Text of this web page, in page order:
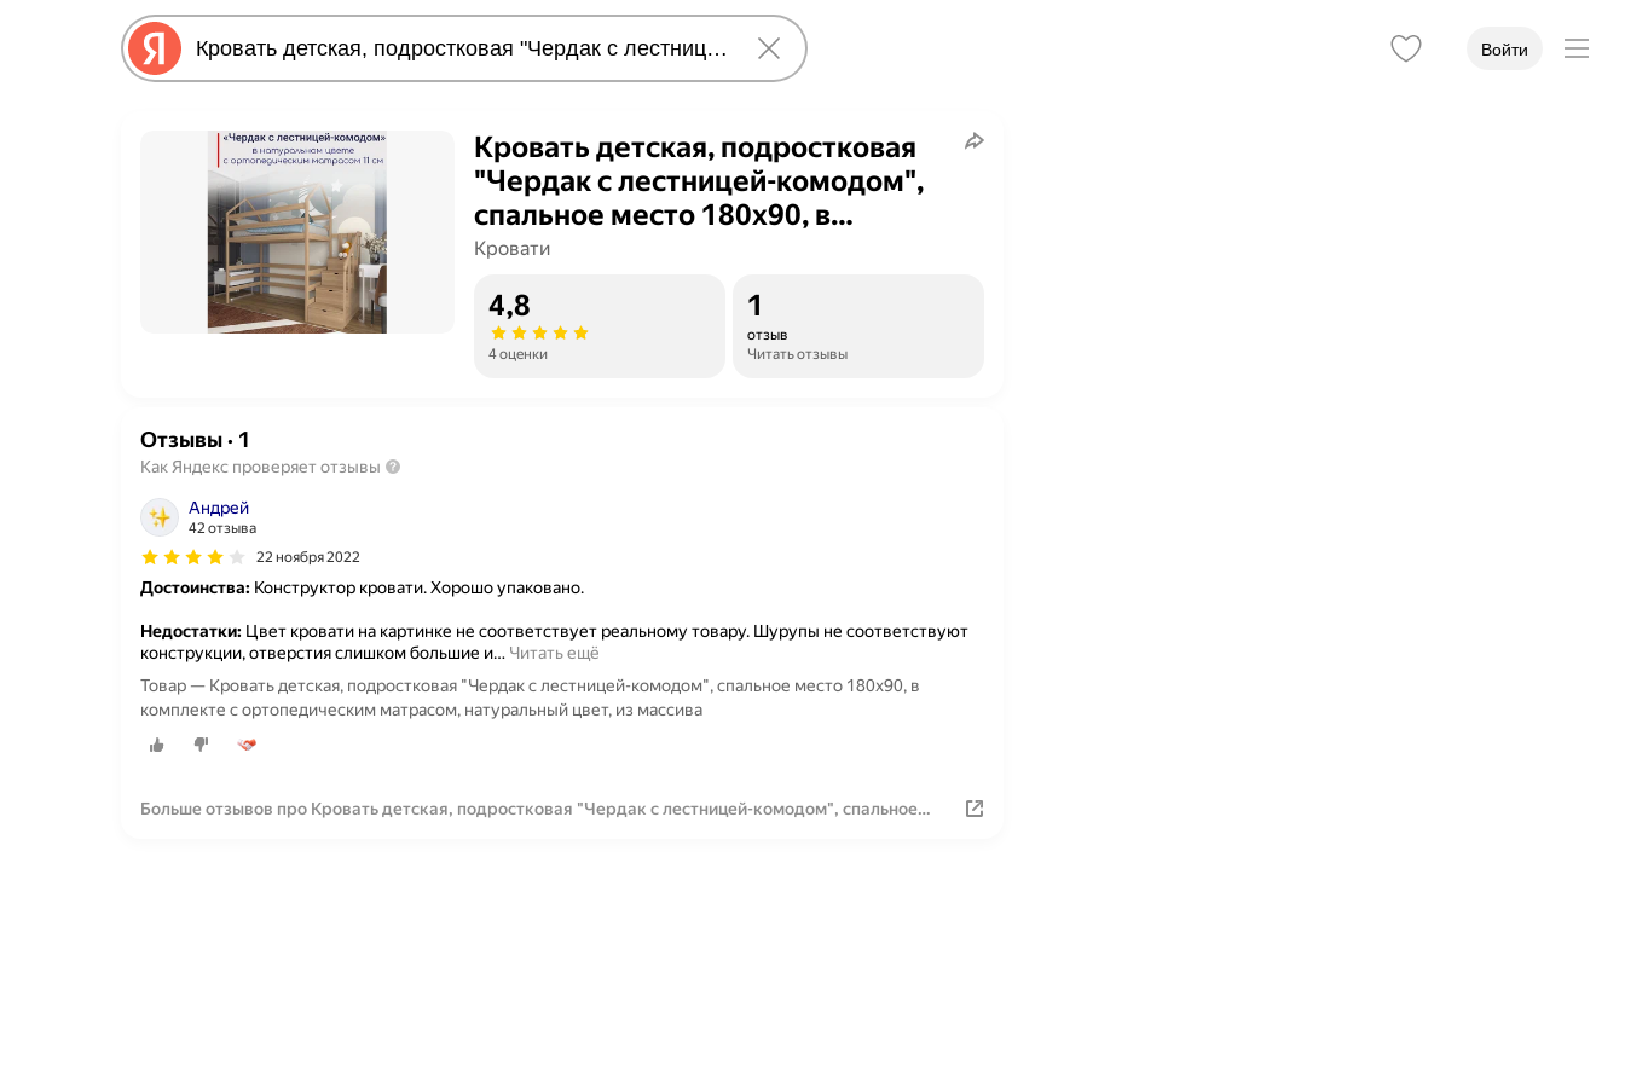
Войти
Кровать детская, подростковая
"Чердак с лестницей-комодом",
спальное место 180х90, в
комплекте с ортопедическим
массива
Кровати
4,8
4 оценки
1
отзыв
Читать отзывы
Отзывы· 1
Как Яндекс проверяет отзывы
Андрей
42 отзыва
22 ноября 2022
Достоинства: Конструктор кровати. Хорошо упаковано.
Недостатки: Цвет кровати на картинке не соответствует реальному товару. Шурупы не соответствуют
конструкции, отверстия слишком большие и… Читать ещё
Товар — Кровать детская, подростковая "Чердак с лестницей-комодом", спальное место 180х90, в
комплекте с ортопедическим матрасом, натуральный цвет, из массива
Больше отзывов про Кровать детская, подростковая "Чердак с лестницей-комодом", спальное